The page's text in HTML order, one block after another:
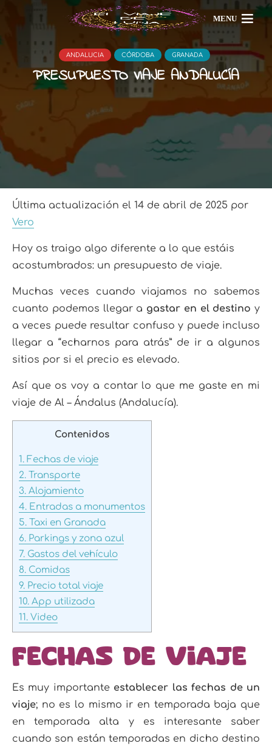
MENU
ANDALUCIA CÓRDOBA GRANADA
PRESUPUESTO VIAJE ANDALUCÍA
Última actualización el 14 de abril de 2025 por
Vero
Hoy os traigo algo diferente a lo que estáis
acostumbrados: un presupuesto de viaje.
Muchas veces cuando viajamos no sabemos
cuanto podemos llegar a gastar en el destino y
a veces puede resultar confuso y puede incluso
llegar a “echarnos para atrás” de ir a algunos
sitios por si el precio es elevado.
Así que os voy a contar lo que me gaste en mi
viaje de Al – Ándalus (Andalucía).
Contenidos
1. Fechas de viaje
2. Transporte
3. Alojamiento
4. Entradas a monumentos
5. Taxi en Granada
6. Parkings y zona azul
7. Gastos del vehículo
8. Comidas
9. Precio total viaje
10. App utilizada
11. Video
Fechas de viaje
Es muy importante establecer las fechas de un
viaje; no es lo mismo ir en temporada baja que
en temporada alta y es interesante saber
cuando son están temporadas en dicho destino